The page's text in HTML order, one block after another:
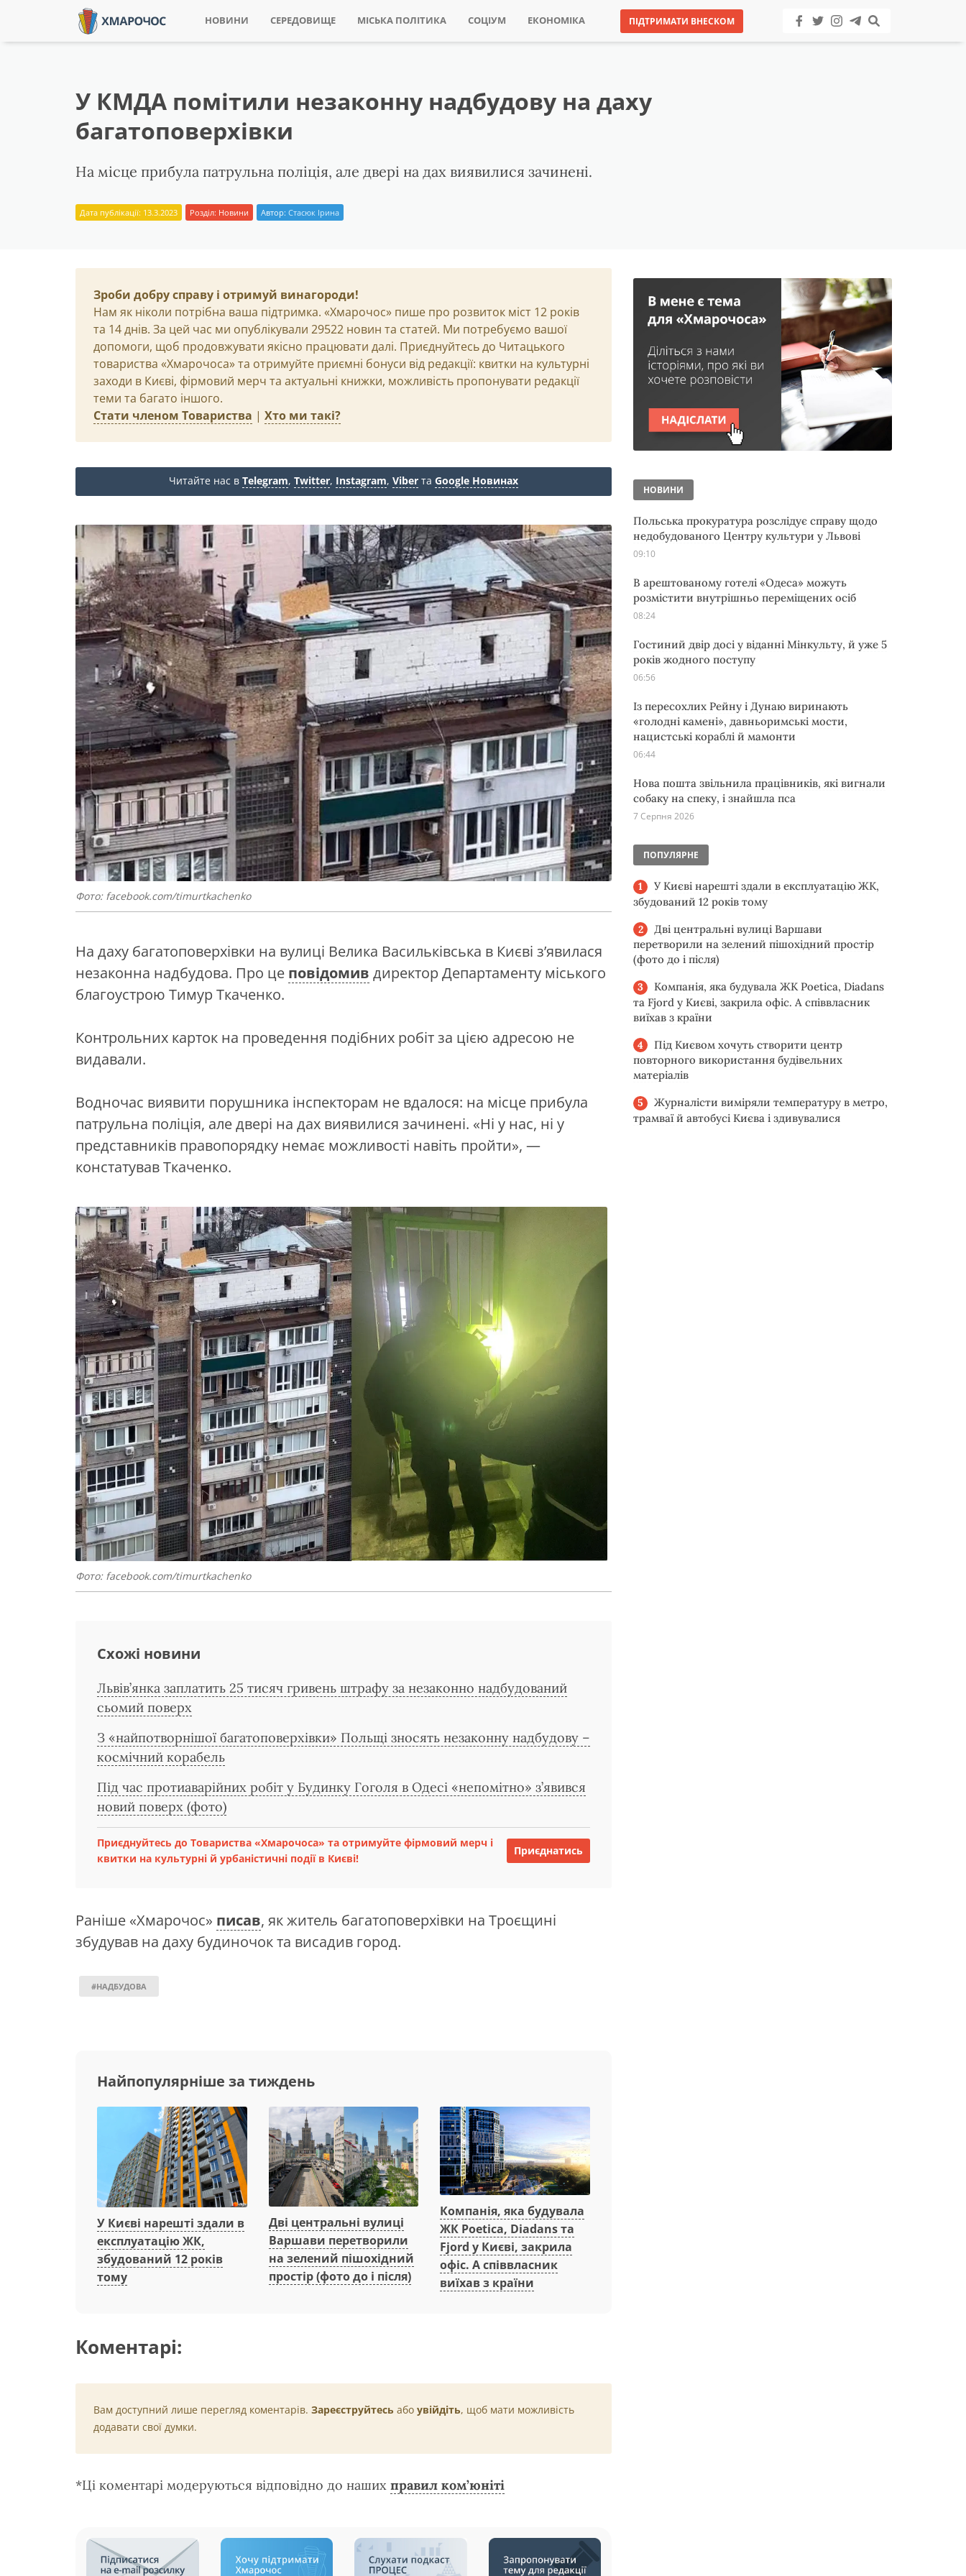
НОВИНИ СЕРЕДОВИЩЕ МІСЬКА ПОЛІТИКА СОЦІУМ ЕКОНОМІКА ПІДТРИМАТИ ВНЕСКОМ
У КМДА помітили незаконну надбудову на даху
багатоповерхівки
На місце прибула патрульна поліція, але двері на дах виявилися зачинені.
Дата публікації: 13.3.2023 Розділ: Новини Автор: Стасюк Ірина
Зроби добру справу і отримуй винагороди!
Нам як ніколи потрібна ваша підтримка. «Хмарочос» пише про розвиток міст 12 років
та 14 днів. За цей час ми опублікували 29522 новин та статей. Ми потребуємо вашої
допомоги, щоб продовжувати якісно працювати далі. Приєднуйтесь до Читацького
товариства «Хмарочоса» та отримуйте приємні бонуси від редакції: квитки на культурні
заходи в Києві, фірмовий мерч та актуальні книжки, можливість пропонувати редакції
теми та багато іншого.
Стати членом Товариства | Хто ми такі?
Читайте нас в Telegram, Twitter, Instagram, Viber та Google Новинах
Фото: facebook.com/timurtkachenko
На даху багатоповерхівки на вулиці Велика Васильківська в Києві з’явилася
незаконна надбудова. Про це повідомив директор Департаменту міського
благоустрою Тимур Ткаченко.
Контрольних карток на проведення подібних робіт за цією адресою не
видавали.
Водночас виявити порушника інспекторам не вдалося: на місце прибула
патрульна поліція, але двері на дах виявилися зачинені. «Ні у нас, ні у
представників правопорядку немає можливості навіть пройти», —
констатував Ткаченко.
Фото: facebook.com/timurtkachenko
Схожі новини
Львів’янка заплатить 25 тисяч гривень штрафу за незаконно надбудований
сьомий поверх
З «найпотворнішої багатоповерхівки» Польщі зносять незаконну надбудову –
космічний корабель
Під час протиаварійних робіт у Будинку Гоголя в Одесі «непомітно» з’явився
новий поверх (фото)
Приєднуйтесь до Товариства «Хмарочоса» та отримуйте фірмовий мерч і
квитки на культурні й урбаністичні події в Києві!
Приєднатись
Раніше «Хмарочос» писав, як житель багатоповерхівки на Троєщині
збудував на даху будиночок та висадив город.
#НАДБУДОВА
Найпопулярніше за тиждень
У Києві нарешті здали в
експлуатацію ЖК,
збудований 12 років
тому
Дві центральні вулиці
Варшави перетворили
на зелений пішохідний
простір (фото до і після)
Компанія, яка будувала
ЖК Poetica, Diadans та
Fjord у Києві, закрила
офіс. А співвласник
виїхав з країни
Коментарі:
Вам доступний лише перегляд коментарів. Зареєструйтесь або увійдіть, щоб мати можливість
додавати свої думки.
*Ці коментарі модеруються відповідно до наших правил ком’юніті
НОВИНИ
Польська прокуратура розслідує справу щодо
недобудованого Центру культури у Львові
09:10
В арештованому готелі «Одеса» можуть
розмістити внутрішньо переміщених осіб
08:24
Гостиний двір досі у віданні Мінкульту, й уже 5
років жодного поступу
06:56
Із пересохлих Рейну і Дунаю виринають
«голодні камені», давньоримські мости,
нацистські кораблі й мамонти
06:44
Нова пошта звільнила працівників, які вигнали
собаку на спеку, і знайшла пса
7 Серпня 2026
ПОПУЛЯРНЕ
У Києві нарешті здали в експлуатацію ЖК,
збудований 12 років тому
Дві центральні вулиці Варшави
перетворили на зелений пішохідний простір
(фото до і після)
Компанія, яка будувала ЖК Poetica, Diadans
та Fjord у Києві, закрила офіс. А співвласник
виїхав з країни
Під Києвом хочуть створити центр
повторного використання будівельних
матеріалів
Журналісти виміряли температуру в метро,
трамваї й автобусі Києва і здивувалися